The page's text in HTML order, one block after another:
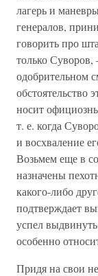
лагерь и
генералов,
говорить про
только
одобрительном
обстоятельство
носит
т. е. когда
и восхваление
Возьмем еще в
назначены
какого-либо
подтверждает
успел
особенно
Придя на свои